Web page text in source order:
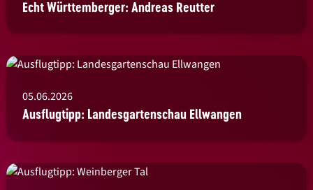
Echt Württemberger: Andreas Reutter
05.06.2026
Ausflugtipp: Landesgartenschau Ellwangen